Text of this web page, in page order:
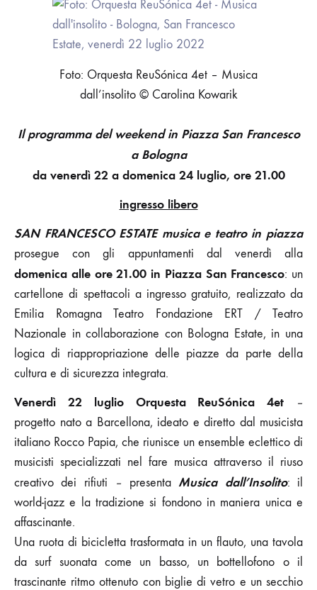
–
MUSICA
TEATRO
PIAZZA
Foto: Orquesta ReuSónica 4et – Musica
dall’insolito © Carolina Kowarik
Il programma del weekend in Piazza San Francesco
a Bologna
da venerdì 22 a domenica 24 luglio, ore 21.00
ingresso libero
SAN FRANCESCO ESTATE musica e teatro in piazza
prosegue con gli appuntamenti dal venerdì alla
domenica alle ore 21.00 in Piazza San Francesco: un
cartellone di spettacoli a ingresso gratuito, realizzato da
Emilia Romagna Teatro Fondazione ERT / Teatro
Nazionale in collaborazione con Bologna Estate, in una
logica di riappropriazione delle piazze da parte della
cultura e di sicurezza integrata.
Venerdì 22 luglio Orquesta ReuSónica 4et
–
progetto nato a Barcellona, ideato e diretto dal musicista
italiano Rocco Papia, che riunisce un ensemble eclettico di
musicisti specializzati nel fare musica attraverso il riuso
creativo dei rifiuti
– presenta Musica dall’Insolito: il
world-jazz e la tradizione si fondono in maniera unica e
affascinante.
Una ruota di bicicletta trasformata in un flauto, una tavola
da surf suonata come un basso, un bottellofono o il
trascinante ritmo ottenuto con biglie di vetro e un secchio